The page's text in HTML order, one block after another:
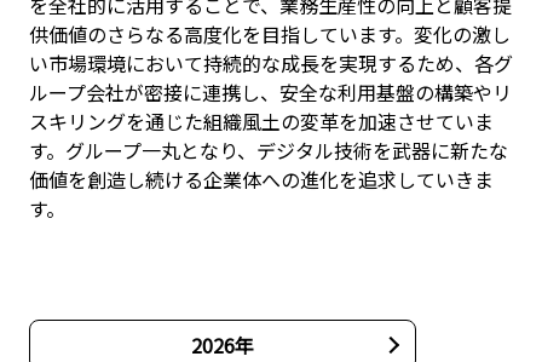
供価値のさらなる高度化を目指しています。変化の激し
い市場環境において持続的な成長を実現するため、各グ
ループ会社が密接に連携し、安全な利用基盤の構築やリ
スキリングを通じた組織風土の変革を加速させていま
す。グループ一丸となり、デジタル技術を武器に新たな
価値を創造し続ける企業体への進化を追求していきま
す。
2026年